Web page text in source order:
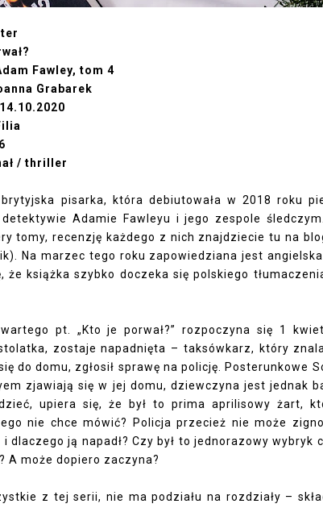
Fawley, tom 4
Grabarek
14.10.2020
/ thriller
pisarka, która debiutowała w 2018 roku
detektywie Adamie Fawleyu i jego zespole
tomy, recenzję każdego z nich znajdziecie tu na
). Na marzec tego roku zapowiedziana jest
że książka szybko doczeka się polskiego
pt. „Kto je porwał?” rozpoczyna się 1
zostaje napadnięta – taksówkarz, który
do domu, zgłosił sprawę na policję. Posterunkowe
zjawiają się w jej domu, dziewczyna jest jednak
upiera się, że był to prima aprilisowy żart,
nie chce mówić? Policja przecież nie może
i dlaczego ją napadł? Czy był to jednorazowy wybryk
A może dopiero zaczyna?
z tej serii, nie ma podziału na rozdziały –